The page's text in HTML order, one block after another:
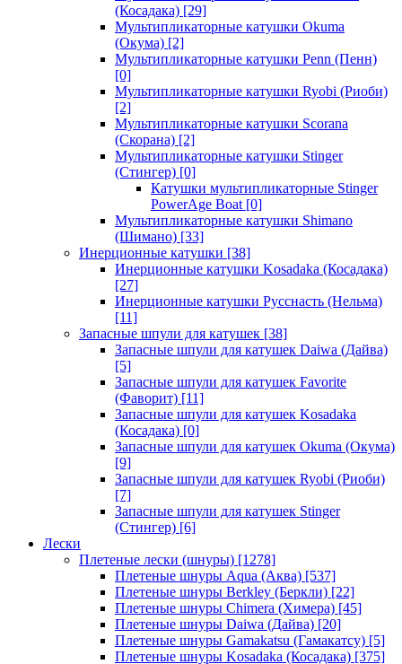
(Косадака) [29]
Мультипликаторные катушки Okuma
(Окума) [2]
Мультипликаторные катушки Penn (Пенн)
[0]
Мультипликаторные катушки Ryobi (Риоби)
[2]
Мультипликаторные катушки Scorana
(Скорана) [2]
Мультипликаторные катушки Stinger
(Стингер) [0]
Катушки мультипликаторные Stinger
PowerAge Boat [0]
Мультипликаторные катушки Shimano
(Шимано) [33]
Инерционные катушки [38]
Инерционные катушки Kosadaka (Косадака)
[27]
Инерционные катушки Русснасть (Нельма)
[11]
Запасные шпули для катушек [38]
Запасные шпули для катушек Daiwa (Дайва)
[5]
Запасные шпули для катушек Favorite
(Фаворит) [11]
Запасные шпули для катушек Kosadaka
(Косадака) [0]
Запасные шпули для катушек Okuma (Окума)
[9]
Запасные шпули для катушек Ryobi (Риоби)
[7]
Запасные шпули для катушек Stinger
(Стингер) [6]
Лески
Плетеные лески (шнуры) [1278]
Плетеные шнуры Aqua (Аква) [537]
Плетеные шнуры Berkley (Беркли) [22]
Плетеные шнуры Chimera (Химера) [45]
Плетеные шнуры Daiwa (Дайва) [20]
Плетеные шнуры Gamakatsu (Гамакатсу) [5]
Плетеные шнуры Kosadaka (Косадака) [375]